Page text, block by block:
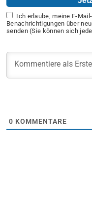
Ich erlaube, meine E-
Benachrichtigungen über
senden (Sie können sich
0 KOMMENTARE